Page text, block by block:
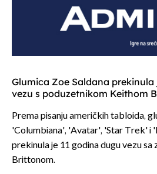
Glumica Zoe Saldana
vezu s poduzetnikom Keithom
Prema pisanju američkih tabloida,
'Columbiana', 'Avatar', 'Star Trek' i
prekinula je 11 godina dugu vezu
Brittonom.